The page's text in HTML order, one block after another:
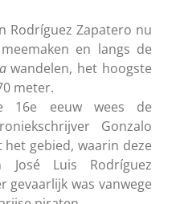
Rodríguez Zapatero nu
en langs de
wandelen, het hoogste
meter.
16e eeuw wees de
Gonzalo
gebied, waarin deze
José Luis Rodríguez
gevaarlijk was vanwege